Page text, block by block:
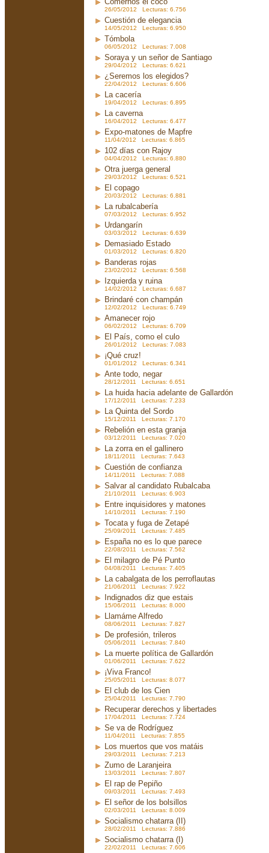
26/05/2012 Lecturas: 6.756
Cuestión de elegancia
14/05/2012 Lecturas: 6.950
Tómbola
06/05/2012 Lecturas: 7.008
Soraya y un señor de Santiago
29/04/2012 Lecturas: 6.621
¿Seremos los elegidos?
22/04/2012 Lecturas: 6.606
La cacería
19/04/2012 Lecturas: 6.895
La caverna
16/04/2012 Lecturas: 6.477
Expo-matones de Mapfre
11/04/2012 Lecturas: 6.865
102 días con Rajoy
04/04/2012 Lecturas: 6.880
Otra juerga general
29/03/2012 Lecturas: 6.521
El copago
20/03/2012 Lecturas: 6.881
La rubalcabería
07/03/2012 Lecturas: 6.952
Urdangarín
03/03/2012 Lecturas: 6.639
Demasiado Estado
01/03/2012 Lecturas: 6.820
Banderas rojas
23/02/2012 Lecturas: 6.568
Izquierda y ruina
14/02/2012 Lecturas: 6.687
Brindaré con champán
12/02/2012 Lecturas: 6.749
Amanecer rojo
06/02/2012 Lecturas: 6.709
El País, como el culo
26/01/2012 Lecturas: 7.083
¡Qué cruz!
01/01/2012 Lecturas: 6.341
Ante todo, negar
28/12/2011 Lecturas: 6.651
La huida hacia adelante de Gallardón
17/12/2011 Lecturas: 7.233
La Quinta del Sordo
15/12/2011 Lecturas: 7.170
Rebelión en esta granja
03/12/2011 Lecturas: 7.020
La zorra en el gallinero
18/11/2011 Lecturas: 7.643
Cuestión de confianza
14/11/2011 Lecturas: 7.088
Salvar al candidato Rubalcaba
21/10/2011 Lecturas: 6.903
Entre inquisidores y matones
14/10/2011 Lecturas: 7.190
Tocata y fuga de Zetapé
25/09/2011 Lecturas: 7.485
España no es lo que parece
22/08/2011 Lecturas: 7.562
El milagro de Pé Punto
04/08/2011 Lecturas: 7.405
La cabalgata de los perroflautas
21/06/2011 Lecturas: 7.922
Indignados diz que estais
15/06/2011 Lecturas: 8.000
Llamáme Alfredo
08/06/2011 Lecturas: 7.827
De profesión, trileros
05/06/2011 Lecturas: 7.840
La muerte política de Gallardón
01/06/2011 Lecturas: 7.622
¡Viva Franco!
25/05/2011 Lecturas: 8.077
El club de los Cien
25/04/2011 Lecturas: 7.790
Recuperar derechos y libertades
17/04/2011 Lecturas: 7.724
Se va de Rodríguez
11/04/2011 Lecturas: 7.855
Los muertos que vos matáis
29/03/2011 Lecturas: 7.213
Zumo de Laranjeira
13/03/2011 Lecturas: 7.807
El rap de Pepiño
09/03/2011 Lecturas: 7.493
El señor de los bolsillos
02/03/2011 Lecturas: 8.009
Socialismo chatarra (II)
28/02/2011 Lecturas: 7.886
Socialismo chatarra (I)
22/02/2011 Lecturas: 7.606